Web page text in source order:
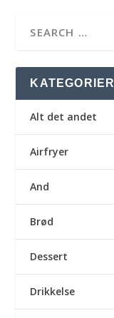
KATEGORIER
Alt det andet
Airfryer
And
Brød
Dessert
Drikkelse